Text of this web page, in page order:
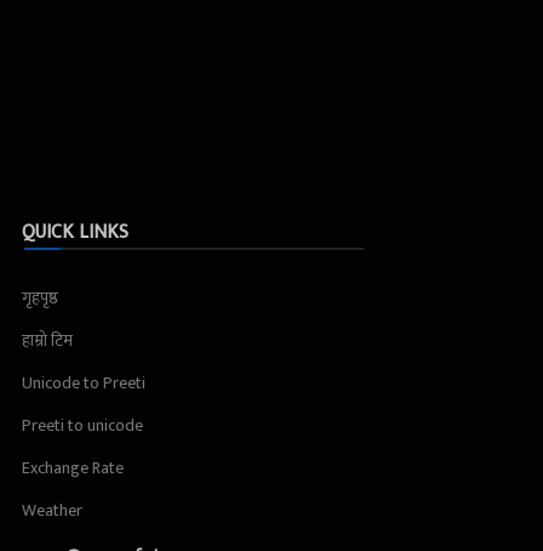
QUICK LINKS
गृहपृष्ठ
हाम्रो टिम
Unicode to Preeti
Preeti to unicode
Exchange Rate
Weather